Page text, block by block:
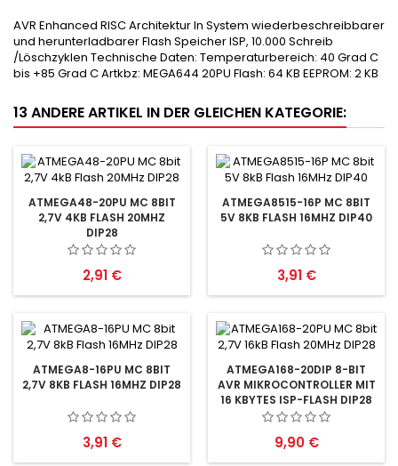
AVR Enhanced RISC Architektur In System wiederbeschreibbarer
und herunterladbarer Flash Speicher ISP, 10.000 Schreib
/Löschzyklen Technische Daten: Temperaturbereich: 40 Grad C
bis +85 Grad C Artkbz: MEGA644 20PU Flash: 64 KB EEPROM: 2 KB
13 ANDERE ARTIKEL IN DER GLEICHEN KATEGORIE:
ATMEGA48-20PU MC 8BIT
2,7V 4KB FLASH 20MHZ
DIP28
Preis
2,91 €
ATMEGA8515-16P MC 8BIT
5V 8KB FLASH 16MHZ DIP40
Preis
3,91 €
ATMEGA8-16PU MC 8BIT
2,7V 8KB FLASH 16MHZ DIP28
Preis
3,91 €
ATMEGA168-20DIP 8-BIT
AVR MIKROCONTROLLER MIT
16 KBYTES ISP-FLASH DIP28
Preis
9,90 €